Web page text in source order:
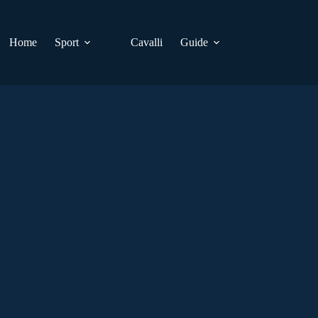
Home
Sport Cavalli Guide